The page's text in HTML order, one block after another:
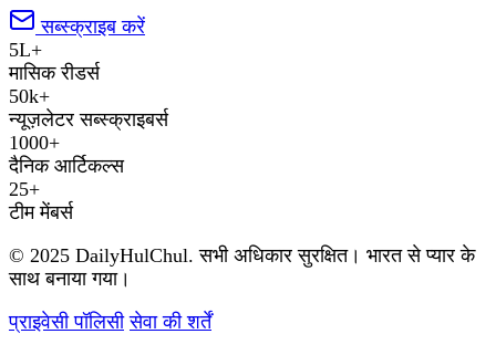
सब्स्क्राइब करें
5L+
मासिक रीडर्स
50k+
न्यूज़लेटर सब्स्क्राइबर्स
1000+
दैनिक आर्टिकल्स
25+
टीम मेंबर्स
© 2025 DailyHulChul. सभी अधिकार सुरक्षित। भारत से प्यार के
साथ बनाया गया।
प्राइवेसी पॉलिसी सेवा की शर्तें